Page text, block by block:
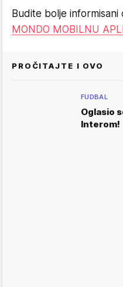
Budite bolje informisani
MONDO MOBILNU
PROČITAJTE I OVO
FUDBAL
Oglasio
Interom!